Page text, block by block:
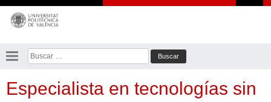
Saltar
contenido
Buscar:
Especialista en tecnologías sin